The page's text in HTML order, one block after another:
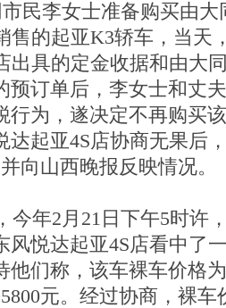
民李女士准备购买由大
售的起亚K3轿车，当天
出具的定金收据和由大
预订单后，李女士和丈
行为，遂决定不再购买
达起亚4S店协商无果后
向山西晚报反映情况。
年2月21日下午5时许
风悦达起亚4S店看中了
他们称，该车裸车价格
元。经过协商，裸车